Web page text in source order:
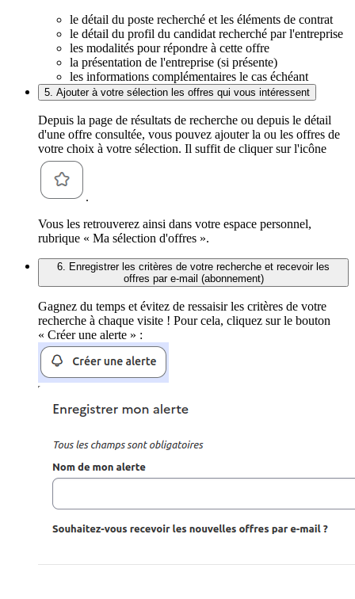
le détail du poste recherché et les éléments de contrat
le détail du profil du candidat recherché par l'entreprise
les modalités pour répondre à cette offre
la présentation de l'entreprise (si présente)
les informations complémentaires le cas échéant
5. Ajouter à votre sélection les offres qui vous intéressent
Depuis la page de résultats de recherche ou depuis le détail
d'une offre consultée, vous pouvez ajouter la ou les offres de
votre choix à votre sélection. Il suffit de cliquer sur l'icône
.
Vous les retrouverez ainsi dans votre espace personnel,
rubrique « Ma sélection d'offres ».
6. Enregistrer les critères de votre recherche et recevoir les
offres par e-mail (abonnement)
Gagnez du temps et évitez de ressaisir les critères de votre
recherche à chaque visite ! Pour cela, cliquez sur le bouton
« Créer une alerte » :